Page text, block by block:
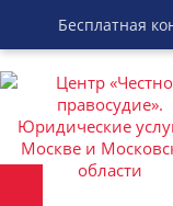
Бесплатная
Перейти
к
содержимому